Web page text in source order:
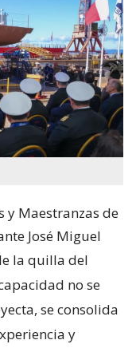
y Maestranzas de
José Miguel
la quilla del
no se
se consolida
y